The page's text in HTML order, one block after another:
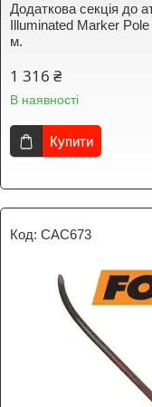
Додаткова секція до
Illuminated Marker
м.
1 316 ₴
В наявності
Купити
CAC673